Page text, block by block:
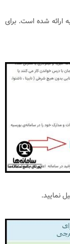
ارائه شده است. برای
نمایید.